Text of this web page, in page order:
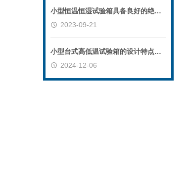
小型恒温恒湿试验箱具备良好的绝缘材料和密封性能
2023-09-21
小型台式高低温试验箱的设计特点和注意事项
2024-12-06